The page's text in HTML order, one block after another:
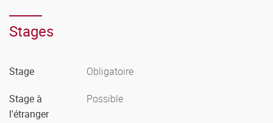
Stages
Stage Obligatoire
Stage à
l'étranger
Possible